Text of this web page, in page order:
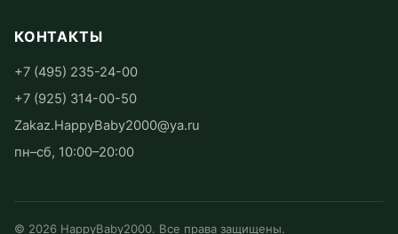
КОНТАКТЫ
+7 (495) 235-24-00
+7 (925) 314-00-50
Zakaz.HappyBaby2000@ya.ru
пн–сб, 10:00–20:00
© 2026 HappyBaby2000. Все права защищены.